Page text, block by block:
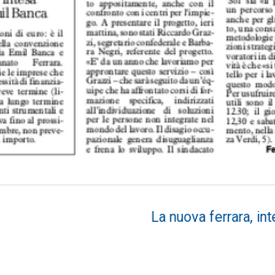
La nuova ferrara,